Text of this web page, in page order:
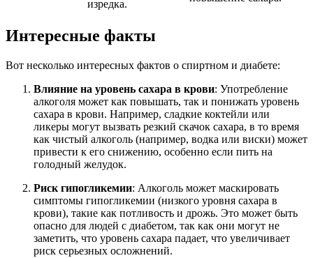
изредка.
Интересные факты
Вот несколько интересных фактов о спиртном и диабете:
Влияние на уровень сахара в крови: Употребление
алкоголя может как повышать, так и понижать уровень
сахара в крови. Например, сладкие коктейли или
ликеры могут вызвать резкий скачок сахара, в то время
как чистый алкоголь (например, водка или виски) может
привести к его снижению, особенно если пить на
голодный желудок.
Риск гипогликемии: Алкоголь может маскировать
симптомы гипогликемии (низкого уровня сахара в
крови), такие как потливость и дрожь. Это может быть
опасно для людей с диабетом, так как они могут не
заметить, что уровень сахара падает, что увеличивает
риск серьезных осложнений.